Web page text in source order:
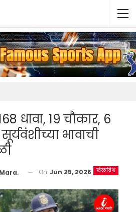
धावा, 19 चौकार, 6
भावाची
खेळविश्व
On Jun 25, 2026